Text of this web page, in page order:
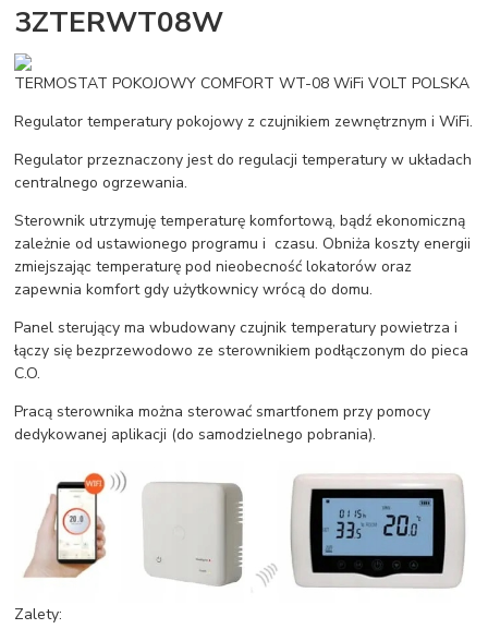
3ZTERWT08W
TERMOSTAT POKOJOWY COMFORT WT-08 WiFi VOLT POLSKA
Regulator temperatury pokojowy z czujnikiem zewnętrznym i WiFi.
Regulator przeznaczony jest do regulacji temperatury w układach
centralnego ogrzewania.
Sterownik utrzymuję temperaturę komfortową, bądź ekonomiczną
zależnie od ustawionego programu i czasu. Obniża koszty energii
zmiejszając temperaturę pod nieobecność lokatorów oraz
zapewnia komfort gdy użytkownicy wrócą do domu.
Panel sterujący ma wbudowany czujnik temperatury powietrza i
łączy się bezprzewodowo ze sterownikiem podłączonym do pieca
C.O.
Pracą sterownika można sterować smartfonem przy pomocy
dedykowanej aplikacji (do samodzielnego pobrania).
Zalety: